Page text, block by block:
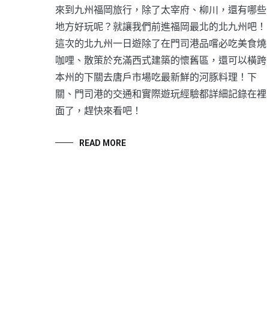
來到九州福岡旅行，除了太宰府、柳川，還有哪些
地方好玩呢？就讓我們前進福岡最北的北九州吧！
這次的北九州一日遊除了在門司港品嚐必吃美食燒
咖哩、散策於充滿西式建築的懷舊區，還可以橫跨
本州的下關去唐戶市場吃最新鮮的河豚料理！下
關、門司港的交通和實際遊玩經驗都詳細記錄在裡
面了，趕快來看吧！
READ MORE